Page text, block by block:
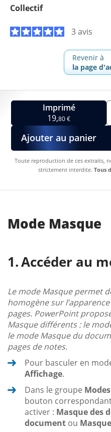
Collectif
3 avis
Revenir à
la page
Imprimé
19,80 €
Ajouter au panier
Toute reproduction de ces extraits,
strictement interdite. Tous
Mode Masque
Accéder au
Le mode Masque permet
homogène sur
pages. PowerPoint
Masque différents : le
le mode Masque du
pages de notes.
Pour basculer en
Affichage.
Dans le groupe
bouton
activer : Masque des
document ou